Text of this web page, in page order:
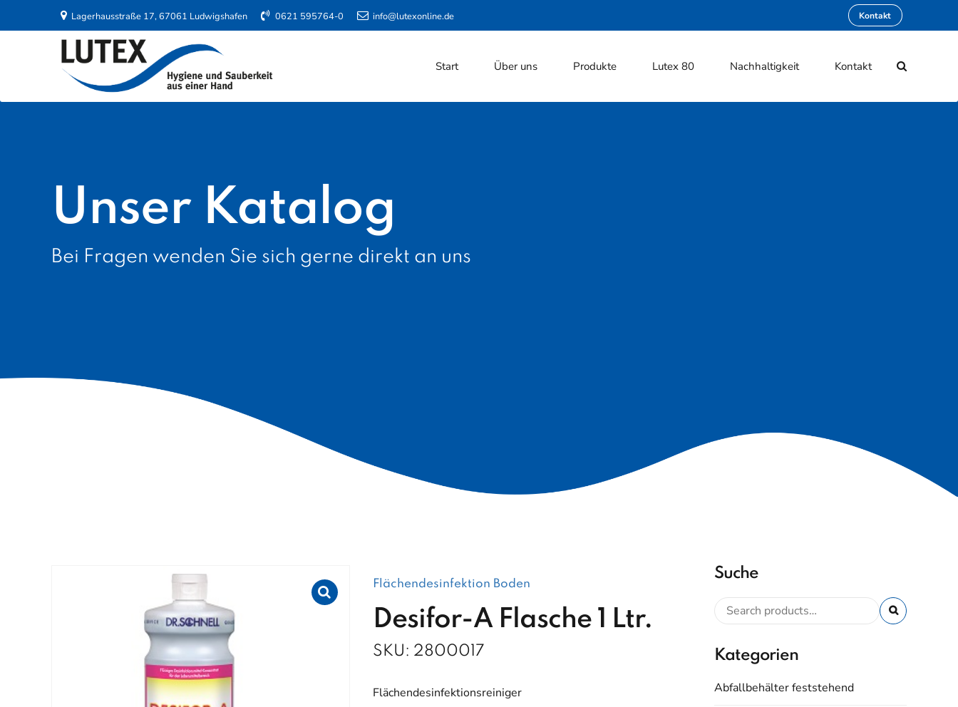
Lagerhausstraße 17, 67061 Ludwigshafen 0621 595764-0 info@lutexonline.de Kontakt
Start Über uns Produkte Lutex 80 Nachhaltigkeit Kontakt
Unser Katalog
Bei Fragen wenden Sie sich gerne direkt an uns
Flächendesinfektion Boden
Desifor-A Flasche 1 Ltr.
SKU: 2800017
Flächendesinfektionsreiniger
Suche
Kategorien
Abfallbehälter feststehend